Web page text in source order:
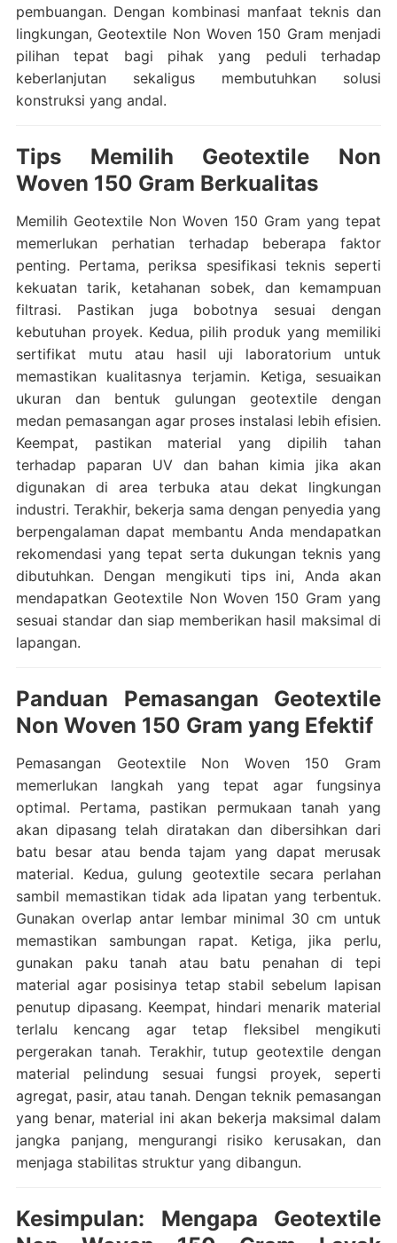
pembuangan. Dengan kombinasi manfaat teknis dan
lingkungan, Geotextile Non Woven 150 Gram menjadi
pilihan tepat bagi pihak yang peduli terhadap
keberlanjutan sekaligus membutuhkan solusi
konstruksi yang andal.
Tips Memilih Geotextile Non
Woven 150 Gram Berkualitas
Memilih Geotextile Non Woven 150 Gram yang tepat
memerlukan perhatian terhadap beberapa faktor
penting. Pertama, periksa spesifikasi teknis seperti
kekuatan tarik, ketahanan sobek, dan kemampuan
filtrasi. Pastikan juga bobotnya sesuai dengan
kebutuhan proyek. Kedua, pilih produk yang memiliki
sertifikat mutu atau hasil uji laboratorium untuk
memastikan kualitasnya terjamin. Ketiga, sesuaikan
ukuran dan bentuk gulungan geotextile dengan
medan pemasangan agar proses instalasi lebih efisien.
Keempat, pastikan material yang dipilih tahan
terhadap paparan UV dan bahan kimia jika akan
digunakan di area terbuka atau dekat lingkungan
industri. Terakhir, bekerja sama dengan penyedia yang
berpengalaman dapat membantu Anda mendapatkan
rekomendasi yang tepat serta dukungan teknis yang
dibutuhkan. Dengan mengikuti tips ini, Anda akan
mendapatkan Geotextile Non Woven 150 Gram yang
sesuai standar dan siap memberikan hasil maksimal di
lapangan.
Panduan Pemasangan Geotextile
Non Woven 150 Gram yang Efektif
Pemasangan Geotextile Non Woven 150 Gram
memerlukan langkah yang tepat agar fungsinya
optimal. Pertama, pastikan permukaan tanah yang
akan dipasang telah diratakan dan dibersihkan dari
batu besar atau benda tajam yang dapat merusak
material. Kedua, gulung geotextile secara perlahan
sambil memastikan tidak ada lipatan yang terbentuk.
Gunakan overlap antar lembar minimal 30 cm untuk
memastikan sambungan rapat. Ketiga, jika perlu,
gunakan paku tanah atau batu penahan di tepi
material agar posisinya tetap stabil sebelum lapisan
penutup dipasang. Keempat, hindari menarik material
terlalu kencang agar tetap fleksibel mengikuti
pergerakan tanah. Terakhir, tutup geotextile dengan
material pelindung sesuai fungsi proyek, seperti
agregat, pasir, atau tanah. Dengan teknik pemasangan
yang benar, material ini akan bekerja maksimal dalam
jangka panjang, mengurangi risiko kerusakan, dan
menjaga stabilitas struktur yang dibangun.
Kesimpulan: Mengapa Geotextile